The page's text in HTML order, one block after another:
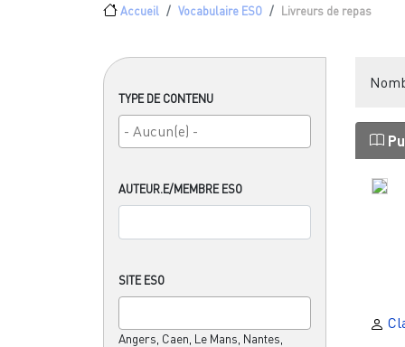
Fil d'Ariane
Accueil Vocabulaire ESO Livreurs de repas
TYPE DE CONTENU
AUTEUR.E/MEMBRE ESO
SITE ESO
Angers, Caen, Le Mans, Nantes,